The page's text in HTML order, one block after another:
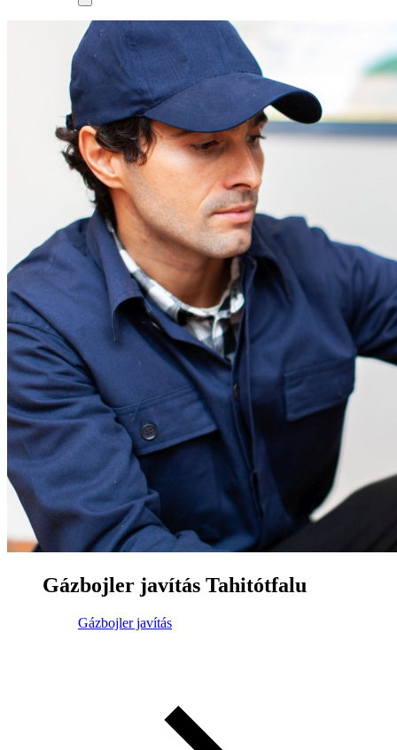
Gázbojler javítás Tahitótfalu
Gázbojler javítás